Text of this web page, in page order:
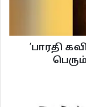
அறிமுகப்படுத்திக்
கொண்டேன்.
வைத்துக்கொண்டாள்.
ரசித்தது. பச்சை
உடைகளும் நீண்ட
’பாரதி